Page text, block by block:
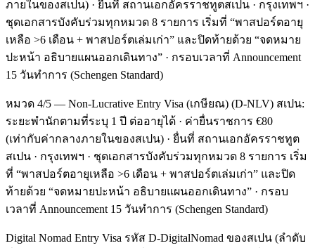
ภายในของสเปน) · ยื่นที่ สถานเอกอัครราชทูตสเปน · กรุงเทพฯ ·
ชุดเอกสารบังคับร่วมทุกหมวด 8 รายการ เริ่มที่ “พาสปอร์ตอายุ
เหลือ >6 เดือน + พาสปอร์ตเล่มเก่า” และปิดท้ายด้วย “จดหมาย
ปะหน้า อธิบายแผนออกเดินทาง” · กรอบเวลาที่ Announcement
15 วันทำการ (Schengen Standard)
หมวด 4/5 — Non-Lucrative Entry Visa (เกษียณ) (D-NLV) สเปน:
ระยะพำนักตามที่ระบุ 1 ปี ต่ออายุได้ · ค่ายื่นราชการ €80
(เท่ากับค่ากลางภายในของสเปน) · ยื่นที่ สถานเอกอัครราชทูต
สเปน · กรุงเทพฯ · ชุดเอกสารบังคับร่วมทุกหมวด 8 รายการ เริ่ม
ที่ “พาสปอร์ตอายุเหลือ >6 เดือน + พาสปอร์ตเล่มเก่า” และปิด
ท้ายด้วย “จดหมายปะหน้า อธิบายแผนออกเดินทาง” · กรอบ
เวลาที่ Announcement 15 วันทำการ (Schengen Standard)
Digital Nomad Entry Visa รหัส D-DigitalNomad ของสเปน (ลำดับ